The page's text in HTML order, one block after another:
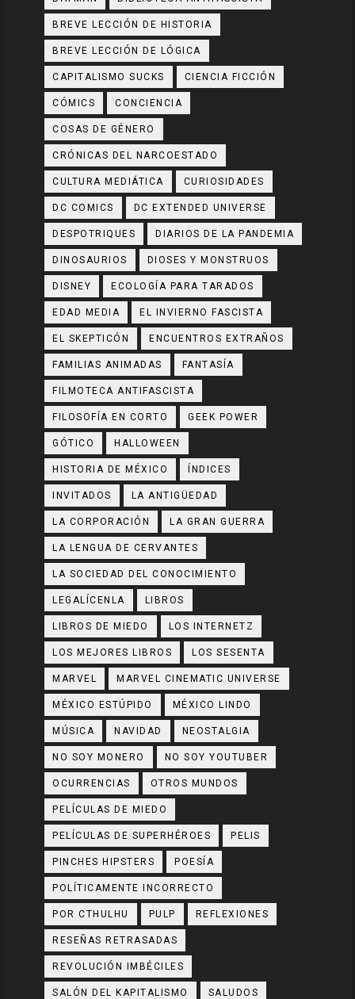
BREVE LECCIÓN DE HISTORIA
BREVE LECCIÓN DE LÓGICA
CAPITALISMO SUCKS CIENCIA FICCIÓN
CÓMICS CONCIENCIA
COSAS DE GÉNERO
CRÓNICAS DEL NARCOESTADO
CULTURA MEDIÁTICA CURIOSIDADES
DC COMICS DC EXTENDED UNIVERSE
DESPOTRIQUES DIARIOS DE LA PANDEMIA
DINOSAURIOS DIOSES Y MONSTRUOS
DISNEY ECOLOGÍA PARA TARADOS
EDAD MEDIA EL INVIERNO FASCISTA
EL SKEPTICÓN ENCUENTROS EXTRAÑOS
FAMILIAS ANIMADAS FANTASÍA
FILMOTECA ANTIFASCISTA
FILOSOFÍA EN CORTO GEEK POWER
GÓTICO HALLOWEEN
HISTORIA DE MÉXICO ÍNDICES
INVITADOS LA ANTIGÜEDAD
LA CORPORACIÓN LA GRAN GUERRA
LA LENGUA DE CERVANTES
LA SOCIEDAD DEL CONOCIMIENTO
LEGALÍCENLA LIBROS
LIBROS DE MIEDO LOS INTERNETZ
LOS MEJORES LIBROS LOS SESENTA
MARVEL MARVEL CINEMATIC UNIVERSE
MÉXICO ESTÚPIDO MÉXICO LINDO
MÚSICA NAVIDAD NEOSTALGIA
NO SOY MONERO NO SOY YOUTUBER
OCURRENCIAS OTROS MUNDOS
PELÍCULAS DE MIEDO
PELÍCULAS DE SUPERHÉROES PELIS
PINCHES HIPSTERS POESÍA
POLÍTICAMENTE INCORRECTO
POR CTHULHU PULP REFLEXIONES
RESEÑAS RETRASADAS
REVOLUCIÓN IMBÉCILES
SALÓN DEL KAPITALISMO SALUDOS